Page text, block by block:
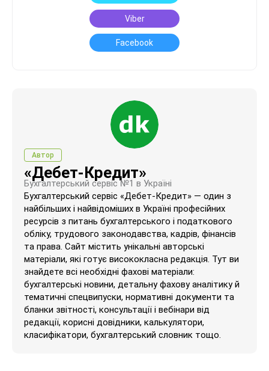
Viber
Facebook
Автор
«Дебет-Кредит»
Бухгалтерський сервіс №1 в Україні
Бухгалтерський сервіс «Дебет-Кредит» — один з
найбільших і найвідоміших в Україні професійних
ресурсів з питань бухгалтерського і податкового
обліку, трудового законодавства, кадрів, фінансів
та права. Сайт містить унікальні авторські
матеріали, які готує висококласна редакція. Тут ви
знайдете всі необхідні фахові матеріали:
бухгалтерські новини, детальну фахову аналітику й
тематичні спецвипуски, нормативні документи та
бланки звітності, консультації і вебінари від
редакції, корисні довідники, калькулятори,
класифікатори, бухгалтерський словник тощо.